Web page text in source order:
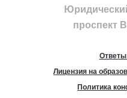
проспект
Лицензия на
Политика